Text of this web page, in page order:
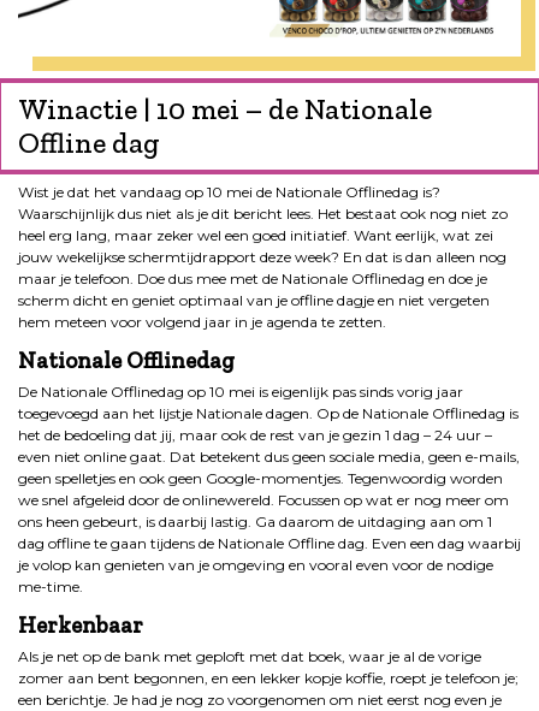
Winactie | 10 mei – de Nationale
Offline dag
Wist je dat het vandaag op 10 mei de Nationale Offlinedag is?
Waarschijnlijk dus niet als je dit bericht lees. Het bestaat ook nog niet zo
heel erg lang, maar zeker wel een goed initiatief. Want eerlijk, wat zei
jouw wekelijkse schermtijdrapport deze week? En dat is dan alleen nog
maar je telefoon. Doe dus mee met de Nationale Offlinedag en doe je
scherm dicht en geniet optimaal van je offline dagje en niet vergeten
hem meteen voor volgend jaar in je agenda te zetten.
Nationale Offlinedag
De Nationale Offlinedag op 10 mei is eigenlijk pas sinds vorig jaar
toegevoegd aan het lijstje Nationale dagen. Op de Nationale Offlinedag is
het de bedoeling dat jij, maar ook de rest van je gezin 1 dag – 24 uur –
even niet online gaat. Dat betekent dus geen sociale media, geen e-mails,
geen spelletjes en ook geen Google-momentjes. Tegenwoordig worden
we snel afgeleid door de onlinewereld. Focussen op wat er nog meer om
ons heen gebeurt, is daarbij lastig. Ga daarom de uitdaging aan om 1
dag offline te gaan tijdens de Nationale Offline dag. Even een dag waarbij
je volop kan genieten van je omgeving en vooral even voor de nodige
me-time.
Herkenbaar
Als je net op de bank met geploft met dat boek, waar je al de vorige
zomer aan bent begonnen, en een lekker kopje koffie, roept je telefoon je;
een berichtje. Je had je nog zo voorgenomen om niet eerst nog even je